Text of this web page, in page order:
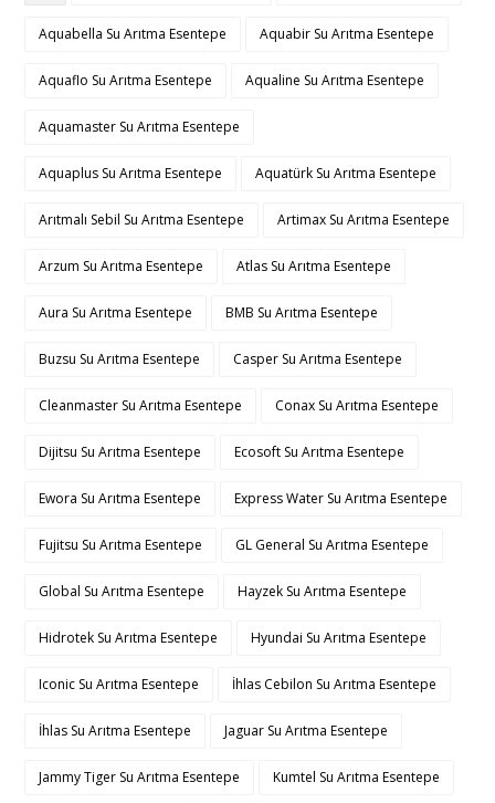
Aquabella Su Arıtma Esentepe Aquabir Su Arıtma Esentepe
Aquaflo Su Arıtma Esentepe Aqualine Su Arıtma Esentepe
Aquamaster Su Arıtma Esentepe
Aquaplus Su Arıtma Esentepe Aquatürk Su Arıtma Esentepe
Arıtmalı Sebil Su Arıtma Esentepe Artimax Su Arıtma Esentepe
Arzum Su Arıtma Esentepe Atlas Su Arıtma Esentepe
Aura Su Arıtma Esentepe BMB Su Arıtma Esentepe
Buzsu Su Arıtma Esentepe Casper Su Arıtma Esentepe
Cleanmaster Su Arıtma Esentepe Conax Su Arıtma Esentepe
Dijitsu Su Arıtma Esentepe Ecosoft Su Arıtma Esentepe
Ewora Su Arıtma Esentepe Express Water Su Arıtma Esentepe
Fujitsu Su Arıtma Esentepe GL General Su Arıtma Esentepe
Global Su Arıtma Esentepe Hayzek Su Arıtma Esentepe
Hidrotek Su Arıtma Esentepe Hyundai Su Arıtma Esentepe
Iconic Su Arıtma Esentepe İhlas Cebilon Su Arıtma Esentepe
İhlas Su Arıtma Esentepe Jaguar Su Arıtma Esentepe
Jammy Tiger Su Arıtma Esentepe Kumtel Su Arıtma Esentepe